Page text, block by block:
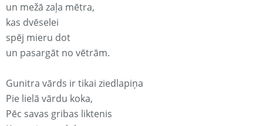
un mežā zaļa mētra,
kas dvēselei
spēj mieru dot
un pasargāt no vētrām.
Gunitra vārds ir tikai ziedlapiņa
Pie lielā vārdu koka,
Pēc savas gribas liktenis